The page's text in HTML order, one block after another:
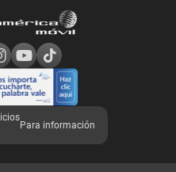
Claro
Para información